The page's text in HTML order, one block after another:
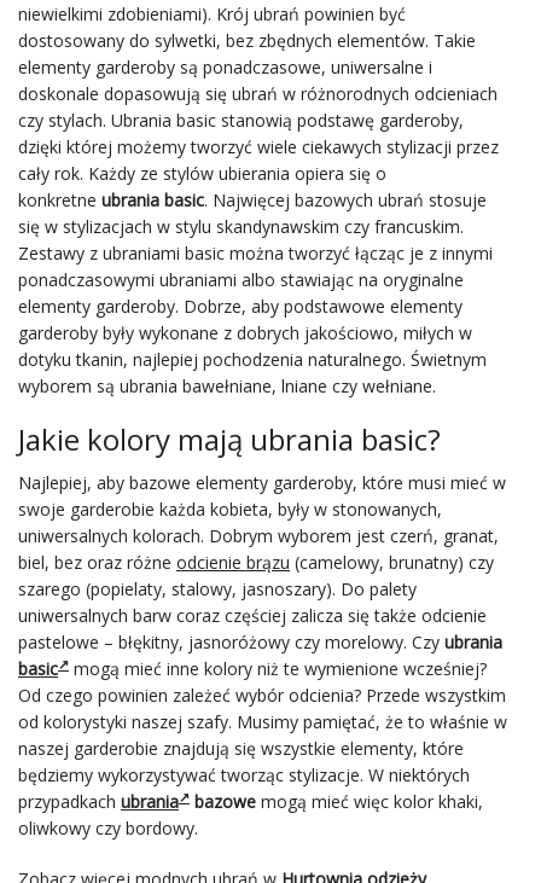
niewielkimi zdobieniami). Krój ubrań powinien być
dostosowany do sylwetki, bez zbędnych elementów. Takie
elementy garderoby są ponadczasowe, uniwersalne i
doskonale dopasowują się ubrań w różnorodnych odcieniach
czy stylach. Ubrania basic stanowią podstawę garderoby,
dzięki której możemy tworzyć wiele ciekawych stylizacji przez
cały rok. Każdy ze stylów ubierania opiera się o
konkretne ubrania basic. Najwięcej bazowych ubrań stosuje
się w stylizacjach w stylu skandynawskim czy francuskim.
Zestawy z ubraniami basic można tworzyć łącząc je z innymi
ponadczasowymi ubraniami albo stawiając na oryginalne
elementy garderoby. Dobrze, aby podstawowe elementy
garderoby były wykonane z dobrych jakościowo, miłych w
dotyku tkanin, najlepiej pochodzenia naturalnego. Świetnym
wyborem są ubrania bawełniane, lniane czy wełniane.
Jakie kolory mają ubrania basic?
Najlepiej, aby bazowe elementy garderoby, które musi mieć w
swoje garderobie każda kobieta, były w stonowanych,
uniwersalnych kolorach. Dobrym wyborem jest czerń, granat,
biel, bez oraz różne odcienie brązu (camelowy, brunatny) czy
szarego (popielaty, stalowy, jasnoszary). Do palety
uniwersalnych barw coraz częściej zalicza się także odcienie
pastelowe – błękitny, jasnoróżowy czy morelowy. Czy ubrania
basic
mogą mieć inne kolory niż te wymienione wcześniej?
Od czego powinien zależeć wybór odcienia? Przede wszystkim
od kolorystyki naszej szafy. Musimy pamiętać, że to właśnie w
naszej garderobie znajdują się wszystkie elementy, które
będziemy wykorzystywać tworząc stylizacje. W niektórych
przypadkach ubrania bazowe mogą mieć więc kolor khaki,
oliwkowy czy bordowy.